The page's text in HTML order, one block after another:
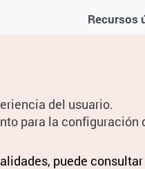
Recursos
Guías digitales
del usuario.
para la configuración
puede